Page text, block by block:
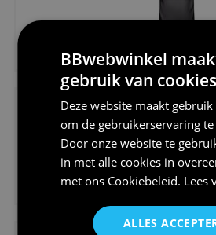
Koningsdag shirt heren
€24,95
BBwebwinkel
gebruik van
Deze website maakt
om de gebruikerservaring
Door onze website te
in met alle cookies in
met ons Cookiebeleid. Lees
ALLES